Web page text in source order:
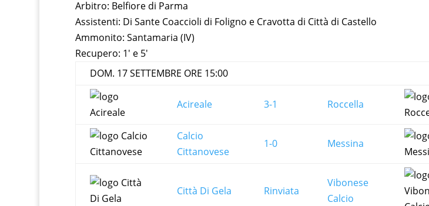
Arbitro: Belfiore di Parma
Assistenti: Di Sante Coaccioli di Foligno e Cravotta di Città di Castello
Ammonito: Santamaria (IV)
Recupero: 1′ e 5′
DOM. 17 SETTEMBRE ORE 15:00
Acireale 3-1 Roccella
Calcio
Cittanovese
1-0 Messina
Città Di Gela Rinviata
Vibonese
Calcio